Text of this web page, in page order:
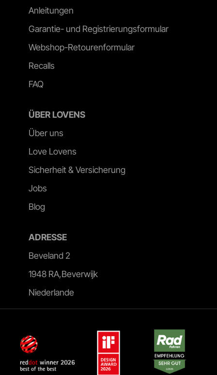
Anleitungen
Garantie- und Registrierungsformular
Webshop-Retourenformular
Recalls
FAQ
ÜBER LOVENS
Über uns
Love Lovens
Sicherheit & Versicherung
Jobs
Blog
ADRESSE
Beveland 2
1948 RA,Beverwijk
Niederlande